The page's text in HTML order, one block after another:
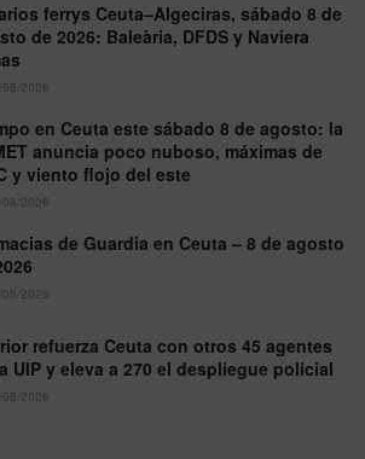
ferrys Ceuta–Algeciras, sábado 8 de
de 2026: Baleària, DFDS y Naviera
2026
en Ceuta este sábado 8 de agosto: la
anuncia poco nuboso, máximas de
y viento flojo del este
2026
de Guardia en Ceuta – 8 de agosto
2026
refuerza Ceuta con otros 45 agentes
UIP y eleva a 270 el despliegue policial
2026